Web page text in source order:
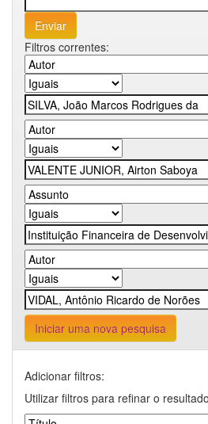
Filtros correntes:
Iniciar uma nova pesquisa
Adicionar filtros:
Utilizar filtros para refinar o